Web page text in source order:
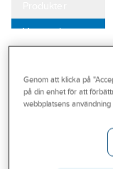
Varumärken
Outlet
Branscher
Genom att klicka på
på din enhet för att
webbplatsens